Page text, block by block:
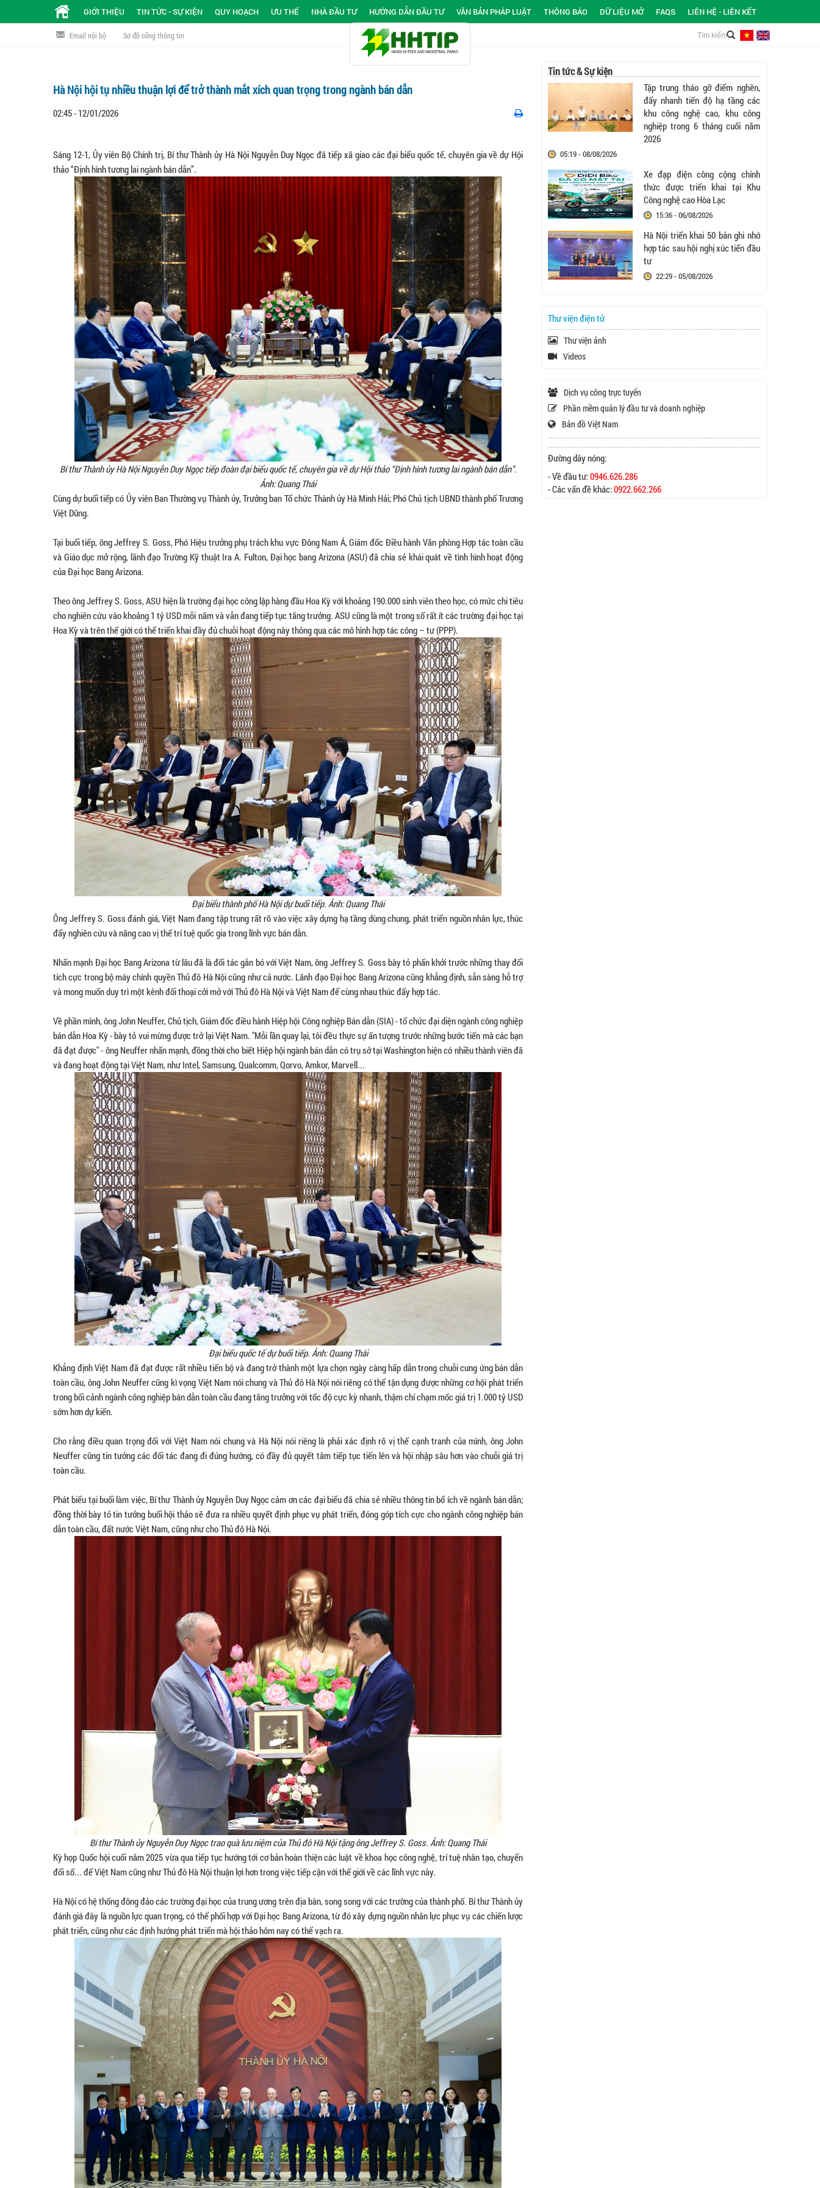
GIỚI THIỆU TIN TỨC - SỰ KIỆN QUY HOẠCH ƯU THẾ NHÀ ĐẦU TƯ HƯỚNG DẪN ĐẦU TƯ VĂN BẢN PHÁP LUẬT THÔNG BÁO DỮ LIỆU MỞ FAQS LIÊN HỆ - LIÊN KẾT
Email nội bộ Sơ đồ cổng thông tin
Hà Nội hội tụ nhiều thuận lợi để trở thành mắt xích quan trọng trong ngành bán dẫn
02:45 - 12/01/2026
Sáng 12-1, Ủy viên Bộ Chính trị, Bí thư Thành ủy Hà Nội Nguyễn Duy Ngọc đã tiếp xã giao các đại biểu quốc tế, chuyên gia về dự Hội
thảo “Định hình tương lai ngành bán dẫn”.
Bí thư Thành ủy Hà Nội Nguyễn Duy Ngọc tiếp đoàn đại biểu quốc tế, chuyên gia về dự Hội thảo “Định hình tương lai ngành bán dẫn”.
Ảnh: Quang Thái
Cùng dự buổi tiếp có Ủy viên Ban Thường vụ Thành ủy, Trưởng ban Tổ chức Thành ủy Hà Minh Hải; Phó Chủ tịch UBND thành phố Trương
Việt Dũng.
Tại buổi tiếp, ông Jeffrey S. Goss, Phó Hiệu trưởng phụ trách khu vực Đông Nam Á, Giám đốc Điều hành Văn phòng Hợp tác toàn cầu
và Giáo dục mở rộng, lãnh đạo Trường Kỹ thuật Ira A. Fulton, Đại học bang Arizona (ASU) đã chia sẻ khái quát về tình hình hoạt động
của Đại học Bang Arizona.
Theo ông Jeffrey S. Goss, ASU hiện là trường đại học công lập hàng đầu Hoa Kỳ với khoảng 190.000 sinh viên theo học, có mức chi tiêu
cho nghiên cứu vào khoảng 1 tỷ USD mỗi năm và vẫn đang tiếp tục tăng trưởng. ASU cũng là một trong số rất ít các trường đại học tại
Hoa Kỳ và trên thế giới có thể triển khai đầy đủ chuỗi hoạt động này thông qua các mô hình hợp tác công – tư (PPP).
Đại biểu thành phố Hà Nội dự buổi tiếp. Ảnh: Quang Thái
Ông Jeffrey S. Goss đánh giá, Việt Nam đang tập trung rất rõ vào việc xây dựng hạ tầng dùng chung, phát triển nguồn nhân lực, thúc
đẩy nghiên cứu và nâng cao vị thế trí tuệ quốc gia trong lĩnh vực bán dẫn.
Nhấn mạnh Đại học Bang Arizona từ lâu đã là đối tác gắn bó với Việt Nam, ông Jeffrey S. Goss bày tỏ phấn khởi trước những thay đổi
tích cực trong bộ máy chính quyền Thủ đô Hà Nội cũng như cả nước. Lãnh đạo Đại học Bang Arizona cũng khẳng định, sẵn sàng hỗ trợ
và mong muốn duy trì một kênh đối thoại cởi mở với Thủ đô Hà Nội và Việt Nam để cùng nhau thúc đẩy hợp tác.
Về phần mình, ông John Neuffer, Chủ tịch, Giám đốc điều hành Hiệp hội Công nghiệp Bán dẫn (SIA) - tổ chức đại diện ngành công nghiệp
bán dẫn Hoa Kỳ - bày tỏ vui mừng được trở lại Việt Nam. "Mỗi lần quay lại, tôi đều thực sự ấn tượng trước những bước tiến mà các bạn
đã đạt được" - ông Neuffer nhấn mạnh, đồng thời cho biết Hiệp hội ngành bán dẫn có trụ sở tại Washington hiện có nhiều thành viên đã
và đang hoạt động tại Việt Nam, như Intel, Samsung, Qualcomm, Qorvo, Amkor, Marvell...
Đại biểu quốc tế dự buổi tiếp. Ảnh: Quang Thái
Khẳng định Việt Nam đã đạt được rất nhiều tiến bộ và đang trở thành một lựa chọn ngày càng hấp dẫn trong chuỗi cung ứng bán dẫn
toàn cầu, ông John Neuffer cũng kì vọng Việt Nam nói chung và Thủ đô Hà Nội nói riêng có thể tận dụng được những cơ hội phát triển
trong bối cảnh ngành công nghiệp bán dẫn toàn cầu đang tăng trưởng với tốc độ cực kỳ nhanh, thậm chí chạm mốc giá trị 1.000 tỷ USD
sớm hơn dự kiến.
Cho rằng điều quan trọng đối với Việt Nam nói chung và Hà Nội nói riêng là phải xác định rõ vị thế cạnh tranh của mình, ông John
Neuffer cũng tin tưởng các đối tác đang đi đúng hướng, có đầy đủ quyết tâm tiếp tục tiến lên và hội nhập sâu hơn vào chuỗi giá trị
toàn cầu.
Phát biểu tại buổi làm việc, Bí thư Thành ủy Nguyễn Duy Ngọc cảm ơn các đại biểu đã chia sẻ nhiều thông tin bổ ích về ngành bán dẫn;
đồng thời bày tỏ tin tưởng buổi hội thảo sẽ đưa ra nhiều quyết định phục vụ phát triển, đóng góp tích cực cho ngành công nghiệp bán
dẫn toàn cầu, đất nước Việt Nam, cũng như cho Thủ đô Hà Nội.
Bí thư Thành ủy Nguyễn Duy Ngọc trao quà lưu niệm của Thủ đô Hà Nội tặng ông Jeffrey S. Goss. Ảnh: Quang Thái
Kỳ họp Quốc hội cuối năm 2025 vừa qua tiếp tục hướng tới cơ bản hoàn thiện các luật về khoa học công nghệ, trí tuệ nhân tạo, chuyển
đổi số... để Việt Nam cũng như Thủ đô Hà Nội thuận lợi hơn trong việc tiếp cận với thế giới về các lĩnh vực này.
Hà Nội có hệ thống đông đảo các trường đại học của trung ương trên địa bàn, song song với các trường của thành phố. Bí thư Thành ủy
đánh giá đây là nguồn lực quan trọng, có thể phối hợp với Đại học Bang Arizona, từ đó xây dựng nguồn nhân lực phục vụ các chiến lược
phát triển, cũng như các định hướng phát triển mà hội thảo hôm nay có thể vạch ra.
Tin tức & Sự kiện
Tập trung tháo gỡ điểm nghẽn,
đẩy nhanh tiến độ hạ tầng các
khu công nghệ cao, khu công
nghiệp trong 6 tháng cuối năm
2026
05:19 - 08/08/2026
Xe đạp điện công cộng chính
thức được triển khai tại Khu
Công nghệ cao Hòa Lạc
15:36 - 06/08/2026
Hà Nội triển khai 50 bản ghi nhớ
hợp tác sau hội nghị xúc tiến đầu
tư
22:29 - 05/08/2026
Thư viện điện tử
Thư viện ảnh
Videos
Dịch vụ công trực tuyến
Phần mềm quản lý đầu tư và doanh nghiệp
Bản đồ Việt Nam
Đường dây nóng:
- Về đầu tư:0946.626.286
- Các vấn đề khác:0922.662.266